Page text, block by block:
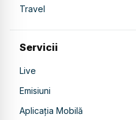
Travel
Servicii
Live
Emisiuni
Aplicația Mobilă